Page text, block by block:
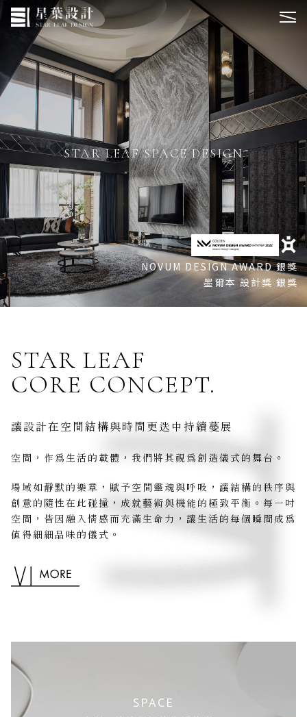
STAR LEAF SPACE DESIGN
NOVUM DESIGN AWARD 銀獎
墨爾本 設計獎 銀獎
CUSTOMIZED HOUSE
德國 iF Design Award 2026 WINNER
URBAN
法國 iLuxury 2024 Season II
倫敦 IAA Season II 金獎
STAR LEAF
CORE CONCEPT.
讓設計在空間結構與時間更迭中持續蔓展
空間，作為生活的載體，我們將其視為創造儀式的舞台。
場域如靜默的樂章，賦予空間靈魂與呼吸，讓結構的秩序與
創意的隨性在此碰撞，成就藝術與機能的極致平衡。每一吋
空間，皆因融入情感而充滿生命力，讓生活的每個瞬間成為
值得細細品味的儀式。
SPACE